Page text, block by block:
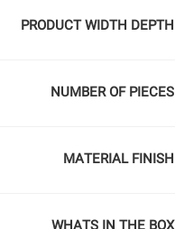
PRODUCT WIDTH DEPTH
NUMBER OF PIECES
MATERIAL FINISH